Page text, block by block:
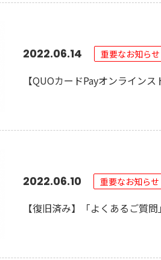
2022.06.14 重要なお知らせ
【QUOカードPayオンライン
2022.06.10 重要なお知らせ
【復旧済み】「よくあるご質